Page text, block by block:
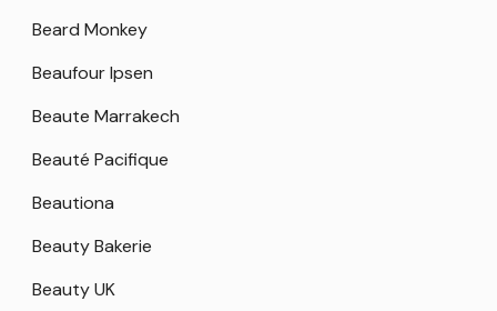
Beard Monkey
Beaufour Ipsen
Beaute Marrakech
Beauté Pacifique
Beautiona
Beauty Bakerie
Beauty UK